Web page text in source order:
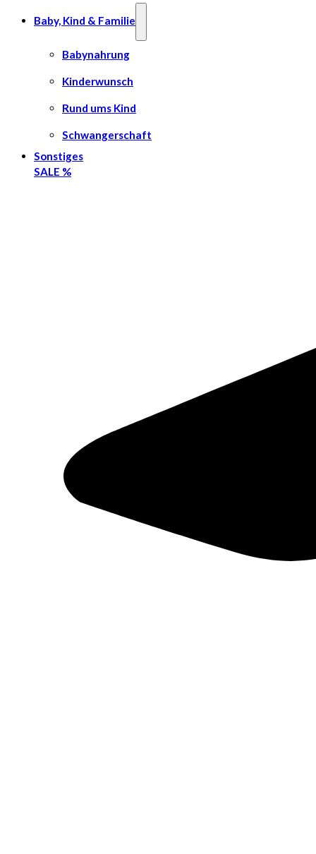
Baby, Kind & Familie
Babynahrung
Kinderwunsch
Rund ums Kind
Schwangerschaft
Sonstiges
SALE %